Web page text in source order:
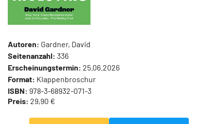
Autoren: Gardner, David
Seitenanzahl: 336
Erscheinungstermin: 25.06.2026
Format: Klappenbroschur
ISBN: 978-3-68932-071-3
Preis: 29,90 €